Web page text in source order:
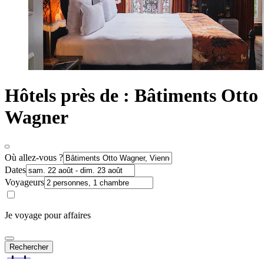
Hôtels près de : Bâtiments Otto
Wagner
Où allez-vous ?
Dates
Voyageurs
Je voyage pour affaires
Rechercher